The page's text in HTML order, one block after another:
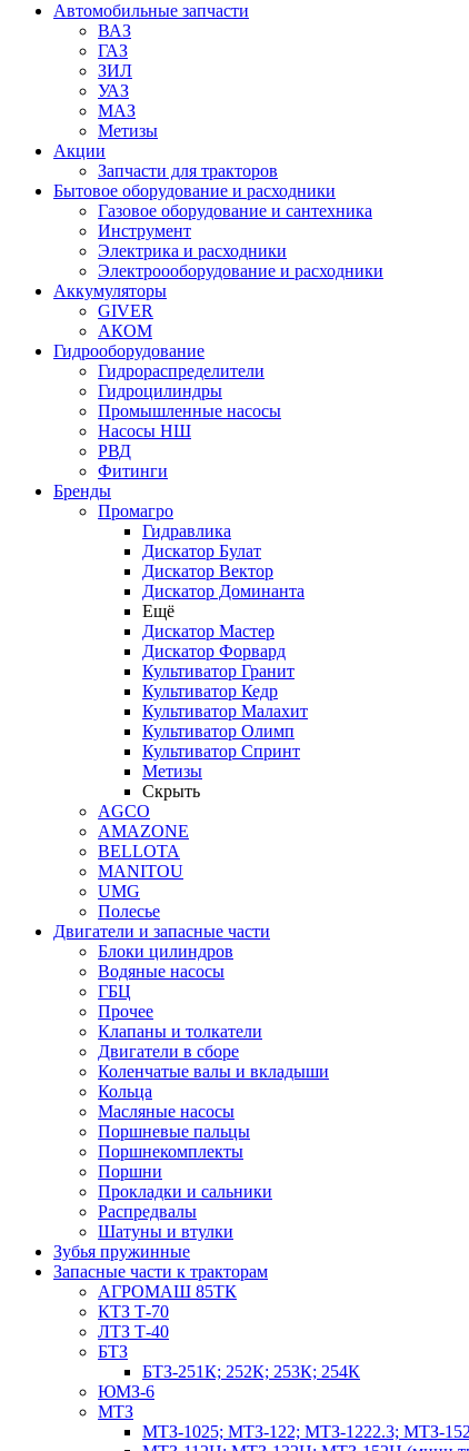
Автомобильные запчасти
ВАЗ
ГАЗ
ЗИЛ
УАЗ
МАЗ
Метизы
Акции
Запчасти для тракторов
Бытовое оборудование и расходники
Газовое оборудование и сантехника
Инструмент
Электрика и расходники
Электроооборудование и расходники
Аккумуляторы
GIVER
АКОМ
Гидрооборудование
Гидрораспределители
Гидроцилиндры
Промышленные насосы
Насосы НШ
РВД
Фитинги
Бренды
Промагро
Гидравлика
Дискатор Булат
Дискатор Вектор
Дискатор Доминанта
Ещё
Дискатор Мастер
Дискатор Форвард
Культиватор Гранит
Культиватор Кедр
Культиватор Малахит
Культиватор Олимп
Культиватор Спринт
Метизы
Скрыть
AGCO
AMAZONE
BELLOTA
MANITOU
UMG
Полесье
Двигатели и запасные части
Блоки цилиндров
Водяные насосы
ГБЦ
Прочее
Клапаны и толкатели
Двигатели в сборе
Коленчатые валы и вкладыши
Кольца
Масляные насосы
Поршневые пальцы
Поршнекомплекты
Поршни
Прокладки и сальники
Распредвалы
Шатуны и втулки
Зубья пружинные
Запасные части к тракторам
АГРОМАШ 85ТК
КТЗ Т-70
ЛТЗ Т-40
БТЗ
БТЗ-251К; 252К; 253К; 254К
ЮМЗ-6
МТЗ
МТЗ-1025; МТЗ-122; МТЗ-1222.3; МТЗ-